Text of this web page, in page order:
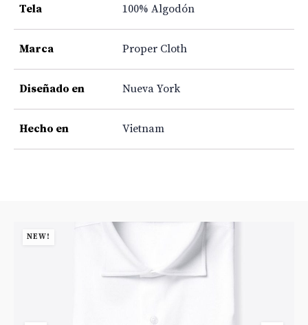
Tela 100% Algodón
Marca Proper Cloth
Diseñado en Nueva York
Hecho en Vietnam
NEW!